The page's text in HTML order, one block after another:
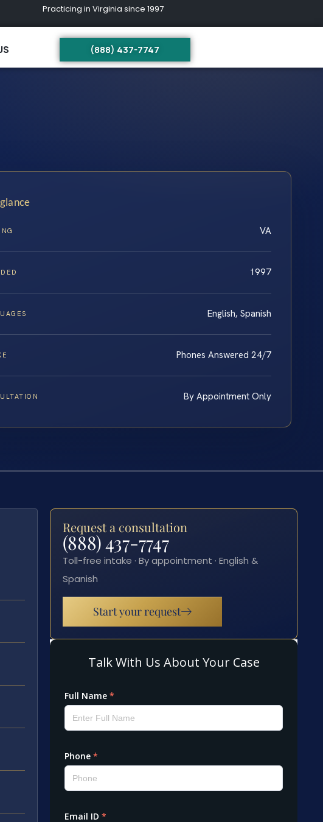
Practicing in Virginia since 1997
(888) 437-7747
VA
1997
English, Spanish
Phones Answered 24/7
By Appointment Only
Request a consultation
(888) 437-7747
Toll-free intake · By appointment · English &
Spanish
Start your request